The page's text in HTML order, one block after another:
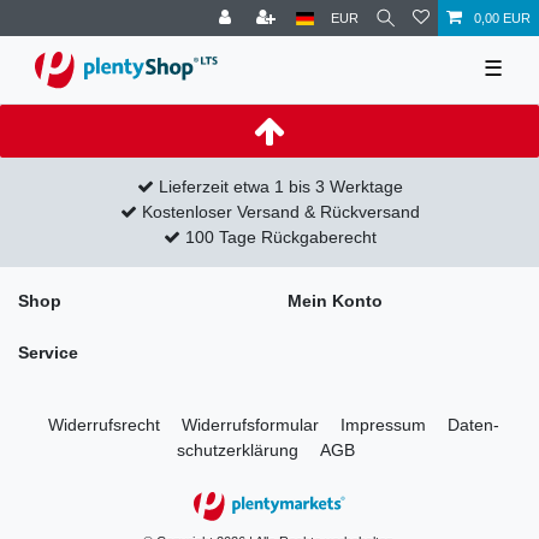
EUR 0,00 EUR
☰
Lieferzeit etwa 1 bis 3 Werktage
Kostenloser Versand & Rückversand
100 Tage Rückgaberecht
Shop Mein Konto
Service
Widerrufs­recht Widerrufs­formular Impressum
Daten­
schutz­erklärung
AGB